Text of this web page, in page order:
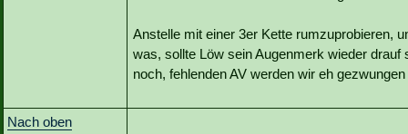
Anstelle mit einer 3er Kette rumzuprobieren,
was, sollte Löw sein Augenmerk wieder
noch, fehlenden AV werden wir eh
Nach oben